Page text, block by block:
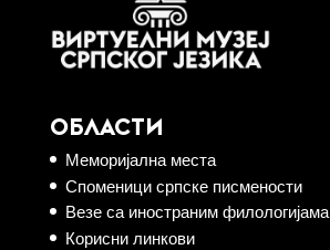
ОБЛАСТИ
Меморијална места
Споменици српске писмености
Везе са иностраним филологијама
Корисни линкови